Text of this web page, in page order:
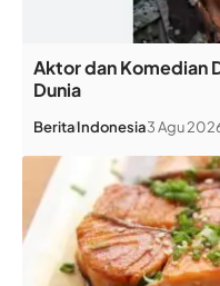
Aktor dan Komedian
Dunia
BeritaIndonesia3 Agu